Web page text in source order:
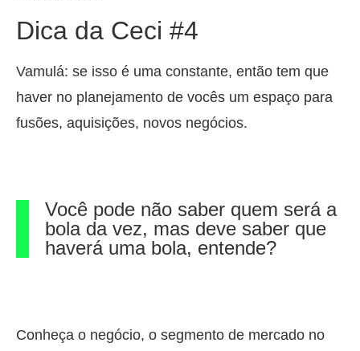
Dica da Ceci #4
Vamulá: se isso é uma constante, então tem que
haver no planejamento de vocês um espaço para
fusões, aquisições, novos negócios.
Você pode não saber quem será a
bola da vez, mas deve saber que
haverá uma bola, entende?
Conheça o negócio, o segmento de mercado no